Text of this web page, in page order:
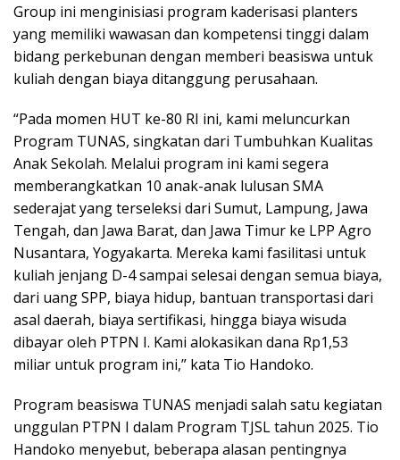
Group ini menginisiasi program kaderisasi planters
yang memiliki wawasan dan kompetensi tinggi dalam
bidang perkebunan dengan memberi beasiswa untuk
kuliah dengan biaya ditanggung perusahaan.
“Pada momen HUT ke-80 RI ini, kami meluncurkan
Program TUNAS, singkatan dari Tumbuhkan Kualitas
Anak Sekolah. Melalui program ini kami segera
memberangkatkan 10 anak-anak lulusan SMA
sederajat yang terseleksi dari Sumut, Lampung, Jawa
Tengah, dan Jawa Barat, dan Jawa Timur ke LPP Agro
Nusantara, Yogyakarta. Mereka kami fasilitasi untuk
kuliah jenjang D-4 sampai selesai dengan semua biaya,
dari uang SPP, biaya hidup, bantuan transportasi dari
asal daerah, biaya sertifikasi, hingga biaya wisuda
dibayar oleh PTPN I. Kami alokasikan dana Rp1,53
miliar untuk program ini,” kata Tio Handoko.
Program beasiswa TUNAS menjadi salah satu kegiatan
unggulan PTPN I dalam Program TJSL tahun 2025. Tio
Handoko menyebut, beberapa alasan pentingnya